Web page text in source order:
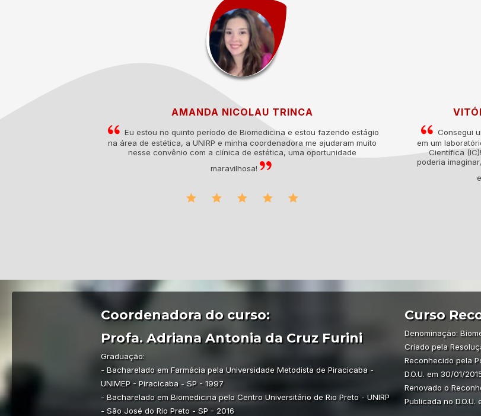
AMANDA NICOLAU TRINCA
Eu estou no quinto período de Biomedicina e estou fazendo estágio
na área de estética, a UNIRP e minha coordenadora me ajudaram muito
nesse convênio com a clínica de estética, uma oportunidade
maravilhosa!
Consegui
em um
Científica
poderia
Coordenadora do curso:
Profa. Adriana Antonia da Cruz Furini
Graduação:
- Bacharelado em Farmácia pela Universidade Metodista de Piracicaba -
UNIMEP - Piracicaba - SP - 1997
- Bacharelado em Biomedicina pelo Centro Universitário de Rio Preto - UNIRP
- São José do Rio Preto - SP - 2016
Curso
Denominação:
Criado pela
Reconhecido pela
D.O.U. em 30/01/
Renovado o
Publicada no D.O.U.